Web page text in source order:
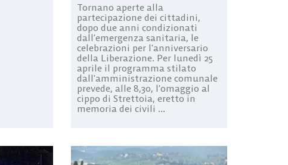
Tornano aperte alla
partecipazione dei cittadini,
dopo due anni condizionati
dall’emergenza sanitaria, le
celebrazioni per l’anniversario
della Liberazione. Per lunedì 25
aprile il programma stilato
dall’amministrazione comunale
prevede, alle 8,30, l’omaggio al
cippo di Strettoia, eretto in
memoria dei civili ...